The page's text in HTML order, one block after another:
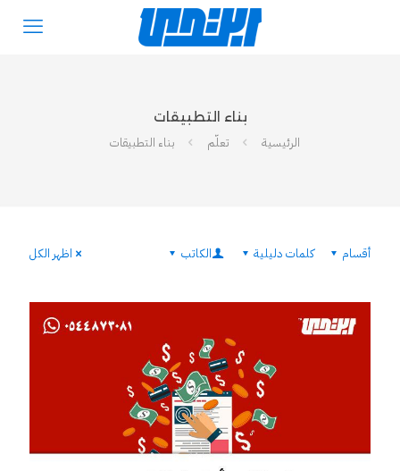
بناء التطبيقات
الرئيسية
تعلّم بناء التطبيقات
أقسام كلمات دليلية الكاتب اظهر الكل